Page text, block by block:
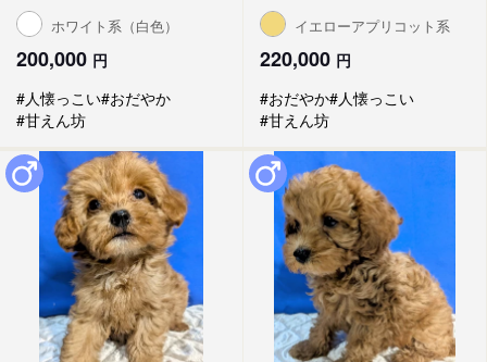
ホワイト系（白色）
200,000 円
#人懐っこい#おだやか
#甘えん坊
イエローアプリコット系
220,000 円
#おだやか#人懐っこい
#甘えん坊